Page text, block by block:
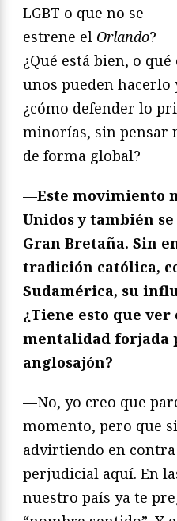
LGBT o que no se
estrene el Orlando?
¿Qué está bien, o
unos pueden hacerlo
¿cómo defender lo
minorías, sin pensar
de forma global?
—Este movimiento
Unidos y también
Gran Bretaña. Sin
tradición católica,
Sudamérica, su
¿Tiene esto que ver
mentalidad forjada
anglosajón?
—No, yo creo que
momento, pero que
advirtiendo en
perjudicial aquí. En
nuestro país ya te